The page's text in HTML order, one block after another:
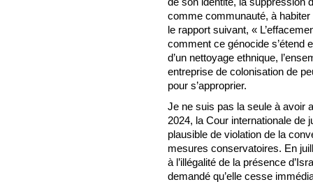
comme communauté, à
le rapport suivant, «
comment ce génocide s’étend
d’un nettoyage ethnique,
entreprise de colonisation de
pour s’approprier.
Je ne suis pas la seule à avoir
2024, la Cour internationale de
plausible de violation de la
mesures conservatoires. En
à l’illégalité de la présence
demandé qu’elle cesse